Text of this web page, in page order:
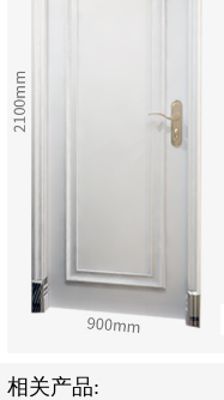
相关产品: